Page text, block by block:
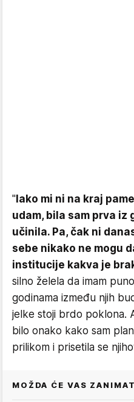
"Iako mi ni na kraj
udam, bila sam prva iz
učinila. Pa, čak ni
sebe nikako ne mogu
institucije kakva je
silno želela da imam puno
godinama između njih
jelke stoji brdo poklona.
bilo onako kako sam
prilikom i prisetila se
MOŽDA ĆE VAS